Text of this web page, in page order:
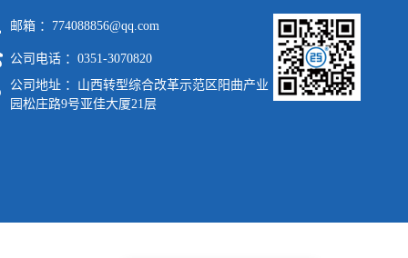
邮箱 ：774088856@qq.com
公司电话 ：0351-3070820
公司地址 ：山西转型综合改革示范区阳曲产业
园松庄路9号亚佳大厦21层